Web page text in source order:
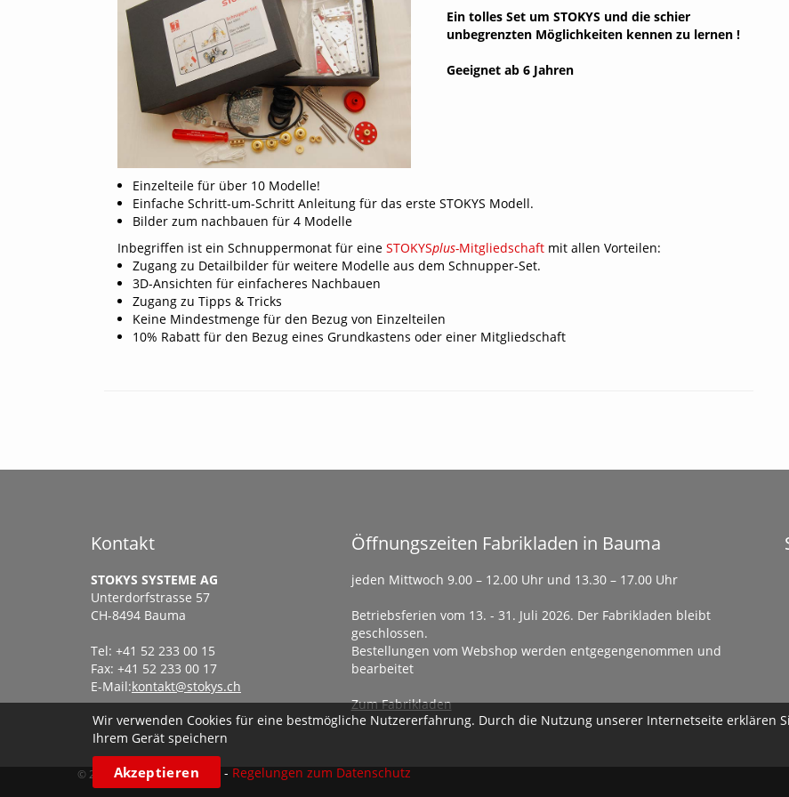
Brücke zwischen analog & digital
Technische Unterstützung
Getriebekästen
Mitgliedschaft
Ordnungssysteme
Grundkästen
Lehrmittelbaukästen &
Lernmodelle
Modellkästen Mini-Modelle
Modellbücher
Schienen und Geländer Achsenlager
Scheiben
Ein tolles Set um STOKYS und die schier
unbegrenzten Möglichkeiten kennen zu lernen !
Geeignet ab 6 Jahren
Einzelteile für über 10 Modelle!
Einfache Schritt-um-Schritt Anleitung für das erste STOKYS Modell.
Bilder zum nachbauen für 4 Modelle
Inbegriffen ist ein Schnuppermonat für eine STOKYSplus-Mitgliedschaft mit allen Vorteilen:
Zugang zu Detailbilder für weitere Modelle aus dem Schnupper-Set.
3D-Ansichten für einfacheres Nachbauen
Zugang zu Tipps & Tricks
Keine Mindestmenge für den Bezug von Einzelteilen
10% Rabatt für den Bezug eines Grundkastens oder einer Mitgliedschaft
Kontakt
STOKYS SYSTEME AG
Unterdorfstrasse 57
CH-8494 Bauma
Tel: +41 52 233 00 15
Fax: +41 52 233 00 17
E-Mail:kontakt@stokys.ch
Öffnungszeiten Fabrikladen in Bauma
jeden Mittwoch 9.00 – 12.00 Uhr und 13.30 – 17.00 Uhr
Betriebsferien vom 13. - 31. Juli 2026. Der Fabrikladen bleibt
geschlossen.
Bestellungen vom Webshop werden entgegengenommen und
bearbeitet
Zum Fabrikladen
© 2026 Stokys
Wir verwenden Cookies für eine bestmögliche Nutzererfahrung. Durch die Nutzung unserer Internetseite erklären
Ihrem Gerät speichern
Akzeptieren - Regelungen zum Datenschutz